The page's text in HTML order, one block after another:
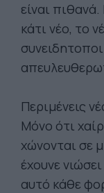
είναι
κάτι νέο, το
Περιμένεις
Μόνο ότι
χώνονται σε
έχουνε
αυτό κάθε